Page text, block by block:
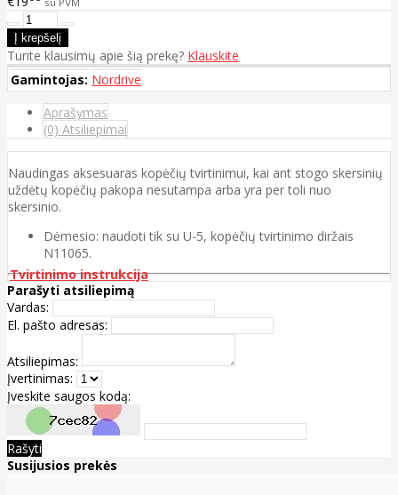
Turite klausimų apie šią prekę? Klauskite
Gamintojas: Nordrive
Aprašymas
(0) Atsiliepimai
Naudingas aksesuaras kopėčių tvirtinimui, kai ant stogo skersinių
uždėtų kopėčių pakopa nesutampa arba yra per toli nuo
skersinio.
Dėmesio: naudoti tik su U-5, kopėčių tvirtinimo diržais
N11065.
Tvirtinimo instrukcija
Parašyti atsiliepimą
Vardas:
El. pašto adresas:
Atsiliepimas:
Įvertinimas:
Įveskite saugos kodą:
Rašyti
Susijusios prekės